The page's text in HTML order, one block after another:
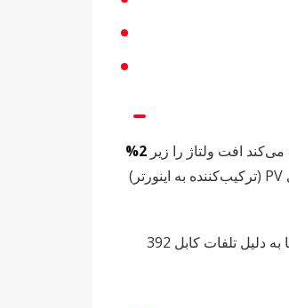
افت ولتاژ را زیر
2%
. صنعت خورشیدی این را به عنوان یک استاندارد طراحی برای مدارهای منبع PV (آرایه به ترکیب‌کننده) و مدارهای خروجی PV (ترکیب‌کننده به اینورتر)
چرا 2%؟ زیرا افت ولتاژ مستقیماً راندمان ردیابی نقطه حداکثر توان (MPPT) را کاهش می‌دهد. اگر اینورتر شما انتظار 400 ولت DC را داشته باشد اما به دلیل تلفات کابل 392